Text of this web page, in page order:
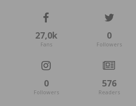
27,0k
Fans
0
Followers
0
Followers
576
Readers